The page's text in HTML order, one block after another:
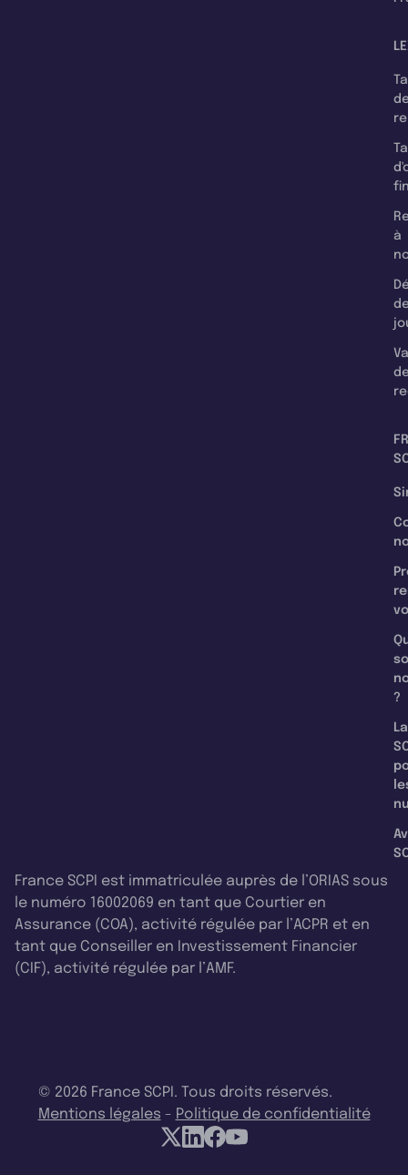
à
?
La
France SCPI est immatriculée auprès de l’ORIAS sous
le numéro 16002069 en tant que Courtier en
Assurance (COA), activité régulée par l’ACPR et en
tant que Conseiller en Investissement Financier
(CIF), activité régulée par l’AMF.
© 2026 France SCPI. Tous droits réservés.
Mentions légales - Politique de confidentialité